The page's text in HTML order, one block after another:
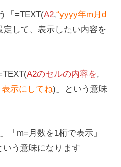
「=TEXT(A2,“yyyy年m月d
して、表示したい内容を
A2のセルの内容を,
表示にしてね)」という意味
「m=月数を1桁で表示」
いう意味になります